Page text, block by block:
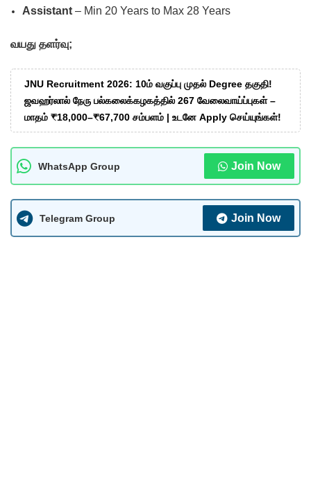
Assistant – Min 20 Years to Max 28 Years
வயது தளர்வு;
JNU Recruitment 2026: 10ம் வகுப்பு முதல் Degree தகுதி!
ஜவஹர்லால் நேரு பல்கலைக்கழகத்தில் 267 வேலைவாய்ப்புகள் –
மாதம் ₹18,000–₹67,700 சம்பளம் | உடனே Apply செய்யுங்கள்!
WhatsApp Group Join Now
Telegram Group Join Now